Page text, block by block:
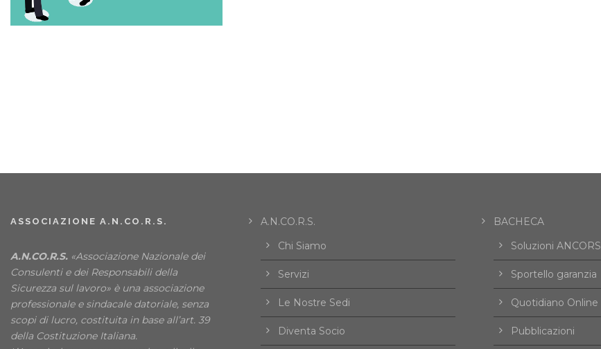
ASSOCIAZIONE A.N.CO.R.S.
A.N.CO.R.S. «Associazione Nazionale dei
Consulenti e dei Responsabili della
Sicurezza sul lavoro» è una associazione
professionale e sindacale datoriale, senza
scopi di lucro, costituita in base all’art. 39
della Costituzione Italiana.
A.N.CO.R.S.
Chi Siamo
Servizi
Le Nostre Sedi
Diventa Socio
BACHECA
Soluzioni ANCORS
Sportello garanzia
Quotidiano Online
Pubblicazioni